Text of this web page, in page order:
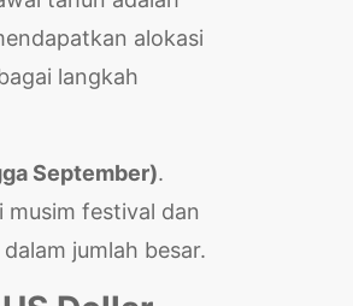
alokasi
langkah
September).
musim festival dan
jumlah besar.